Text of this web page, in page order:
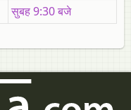
सुबह 9:30 बजे